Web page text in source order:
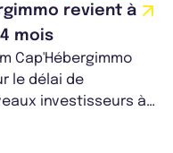
revient à
mois
Cap'Hébergimmo
le délai de
investisseurs à
désor...